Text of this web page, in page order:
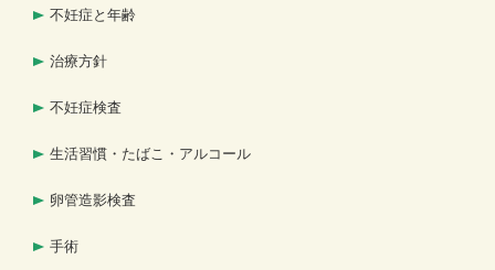
不妊症と年齢
治療方針
不妊症検査
生活習慣・たばこ・アルコール
卵管造影検査
手術